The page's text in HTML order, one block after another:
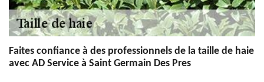
Faites confiance à des professionnels de la taille de haie
avec AD Service à Saint Germain Des Pres